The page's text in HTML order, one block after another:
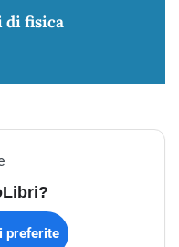
di fisica
preferite